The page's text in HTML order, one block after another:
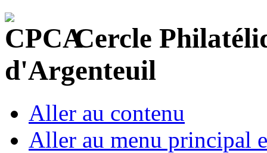
Cercle
d'Argenteuil
Aller au contenu
Aller au menu principal